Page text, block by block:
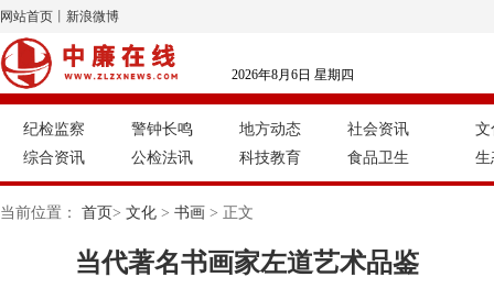
网站首页 新浪微博
2026年8月6日 星期四
纪检监察 警钟长鸣 地方动态
社会资讯
综合资讯
公检法讯 科技教育 食品卫生
文
生
当前位置： 首页> 文化 > 书画 > 正文
当代著名书画家左道艺术品鉴